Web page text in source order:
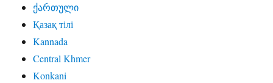
ქართული
Қазақ тілі
Kannada
Central Khmer
Konkani